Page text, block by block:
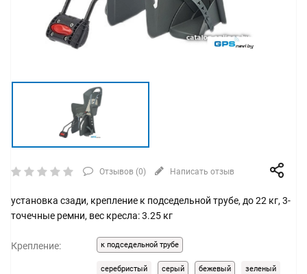
Отзывов (0) Написать отзыв
установка сзади, крепление к подседельной трубе, до 22 кг, 3-
точечные ремни, вес кресла: 3.25 кг
Крепление: к подседельной трубе
серебристый серый бежевый зеленый